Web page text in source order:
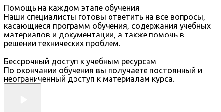
Помощь на каждом этапе обучения
Наши специалисты готовы ответить на все вопросы,
касающиеся программ обучения, содержания учебных
материалов и документации, а также помочь в
решении технических проблем.
Бессрочный доступ к учебным ресурсам
По окончании обучения вы получаете постоянный и
неограниченный доступ к материалам курса.